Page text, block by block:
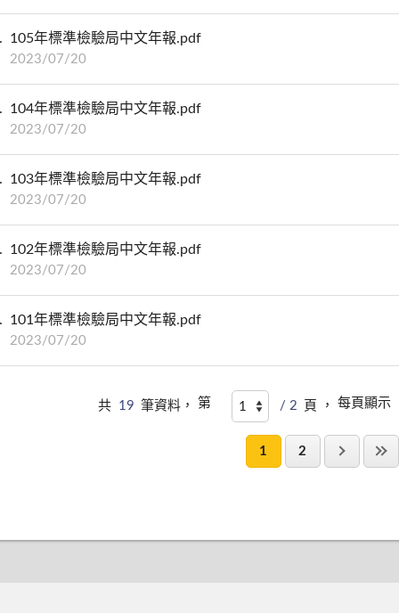
105年標準檢驗局中文年報.pdf
2023/07/20
104年標準檢驗局中文年報.pdf
2023/07/20
103年標準檢驗局中文年報.pdf
2023/07/20
102年標準檢驗局中文年報.pdf
2023/07/20
101年標準檢驗局中文年報.pdf
2023/07/20
共 19 筆資料， 第 / 2 頁 ， 每頁顯示
1 2